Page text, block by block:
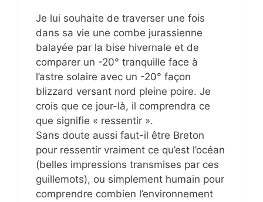
Je lui souhaite de traverser une fois
dans sa vie une combe jurassienne
balayée par la bise hivernale et de
comparer un -20° tranquille face à
l’astre solaire avec un -20° façon
blizzard versant nord pleine poire. Je
crois que ce jour-là, il comprendra ce
que signifie « ressentir ».
Sans doute aussi faut-il être Breton
pour ressentir vraiment ce qu’est l’océan
(belles impressions transmises par ces
guillemots), ou simplement humain pour
comprendre combien l’environnement